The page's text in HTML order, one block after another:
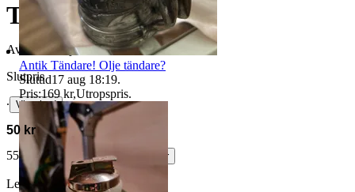
Tändare
Avslutad 24 jul 19:19
Slutpris
∙ Visa bud
50 kr
55 kr med köparskydd.
Läs mer
LelleSarah vann auktionen
Antik Tändare! Olje tändare?
Sluttid17 aug 18:19.
Pris:169 kr,Utropspris.